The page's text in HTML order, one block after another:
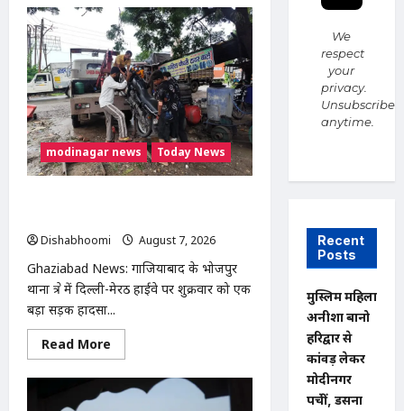
Modinagar
:
मोदीनगर
कांवड़
शिविर
में
श्रद्धालु
का
महंगा
iPhone
चोरी,
CCTV
खंगाल
रही
modinagar news Today News
Dishabhoomi
August 7, 2026
Ghaziabad News: गाजियाबाद के भोजपुर
थाना क्षेत्र में दिल्ली-मेरठ हाईवे पर शुक्रवार को एक
बड़ा सड़क हादसा...
Read More
more
दिल्ली-
मेरठ
We
respect
your
privacy.
Unsubscribe
anytime.
Recent
Posts
मुस्लिम महिला
अनीशा बानो
हरिद्वार से
कांवड़ लेकर
मोदीनगर
पहुंचीं, डसना